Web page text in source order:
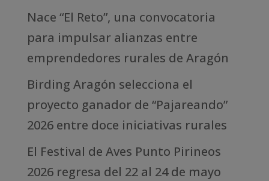
Nace “El Reto”, una convocatoria
para impulsar alianzas entre
emprendedores rurales de Aragón
Birding Aragón selecciona el
proyecto ganador de “Pajareando”
2026 entre doce iniciativas rurales
El Festival de Aves Punto Pirineos
2026 regresa del 22 al 24 de mayo